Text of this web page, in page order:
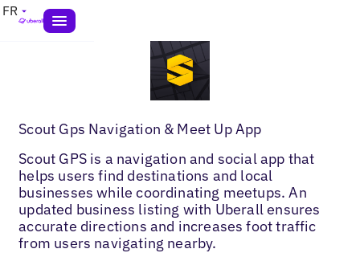
FR
Scout Gps Navigation & Meet Up App
Scout GPS is a navigation and social app that
helps users find destinations and local
businesses while coordinating meetups. An
updated business listing with Uberall ensures
accurate directions and increases foot traffic
from users navigating nearby.